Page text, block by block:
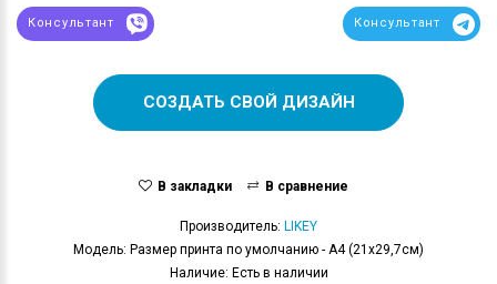
Консультант Консультант
СОЗДАТЬ СВОЙ ДИЗАЙН
В закладки В сравнение
Производитель: LIKEY
Модель: Размер принта по умолчанию - А4 (21x29,7см)
Наличие: Есть в наличии